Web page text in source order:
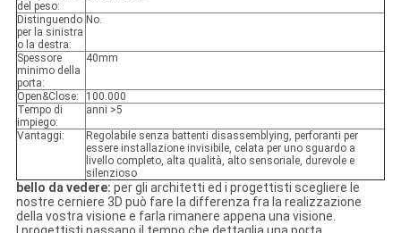
del peso:
Distinguendo
per la sinistra
o la destra:
No.
Spessore
minimo della
porta:
40mm
Open&Close:
100.000
Tempo di
impiego:
anni >5
Vantaggi:
Regolabile senza battenti disassemblying, perforanti per
essere installazione invisibile, celata per uno sguardo a
livello completo, alta qualità, alto sensoriale, durevole e
silenzioso
bello da vedere: per gli architetti ed i progettisti scegliere le
nostre cerniere 3D può fare la differenza fra la realizzazione
della vostra visione e farla rimanere appena una visione.